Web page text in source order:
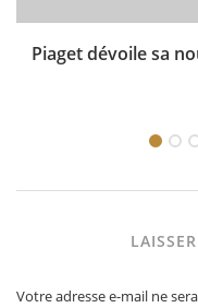
Piaget dévoile sa
Votre adresse e-mail ne